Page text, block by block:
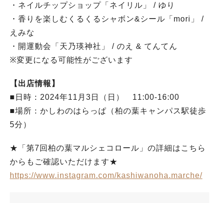
・ネイルチップショップ「ネイリル」 / ゆり
・香りを楽しむくるくるシャボン&シール「mori」 /
えみな
・開運動会「天乃瑛神社」 / のえ & てんてん
※変更になる可能性がございます
【出店情報】
■日時：2024年11月3日（日） 11:00-16:00
■場所：かしわのはらっぱ（柏の葉キャンパス駅徒歩
5分）
★「第7回柏の葉マルシェコロール」の詳細はこちら
からもご確認いただけます★
https://www.instagram.com/kashiwanoha.marche/